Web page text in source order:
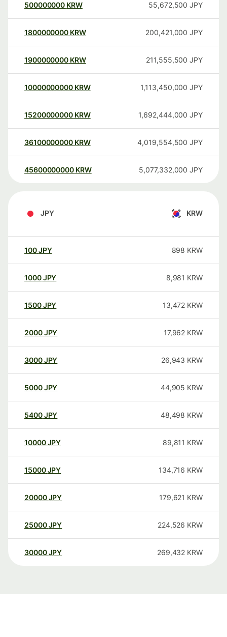
500000000 KRW 55,672,500 JPY
1800000000 KRW 200,421,000 JPY
1900000000 KRW 211,555,500 JPY
10000000000 KRW 1,113,450,000 JPY
15200000000 KRW 1,692,444,000 JPY
36100000000 KRW 4,019,554,500 JPY
45600000000 KRW 5,077,332,000 JPY
JPY KRW
100JPY 898 KRW
1000JPY 8,981 KRW
1500JPY 13,472 KRW
2000JPY 17,962 KRW
3000JPY 26,943 KRW
5000JPY 44,905 KRW
5400JPY 48,498 KRW
10000 JPY 89,811 KRW
15000 JPY 134,716 KRW
20000 JPY 179,621 KRW
25000 JPY 224,526 KRW
30000 JPY 269,432 KRW